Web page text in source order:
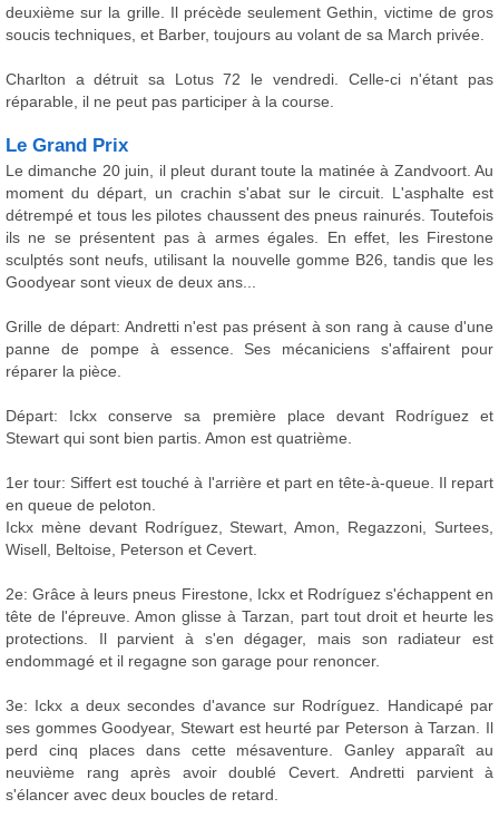
deuxième sur la grille. Il précède seulement Gethin, victime de gros
soucis techniques, et Barber, toujours au volant de sa March privée.
Charlton a détruit sa Lotus 72 le vendredi. Celle-ci n'étant pas
réparable, il ne peut pas participer à la course.
Le Grand Prix
Le dimanche 20 juin, il pleut durant toute la matinée à Zandvoort. Au
moment du départ, un crachin s'abat sur le circuit. L'asphalte est
détrempé et tous les pilotes chaussent des pneus rainurés. Toutefois
ils ne se présentent pas à armes égales. En effet, les Firestone
sculptés sont neufs, utilisant la nouvelle gomme B26, tandis que les
Goodyear sont vieux de deux ans...
Grille de départ: Andretti n'est pas présent à son rang à cause d'une
panne de pompe à essence. Ses mécaniciens s'affairent pour
réparer la pièce.
Départ: Ickx conserve sa première place devant Rodríguez et
Stewart qui sont bien partis. Amon est quatrième.
1er tour: Siffert est touché à l'arrière et part en tête-à-queue. Il repart
en queue de peloton.
Ickx mène devant Rodríguez, Stewart, Amon, Regazzoni, Surtees,
Wisell, Beltoise, Peterson et Cevert.
2e: Grâce à leurs pneus Firestone, Ickx et Rodríguez s'échappent en
tête de l'épreuve. Amon glisse à Tarzan, part tout droit et heurte les
protections. Il parvient à s'en dégager, mais son radiateur est
endommagé et il regagne son garage pour renoncer.
3e: Ickx a deux secondes d'avance sur Rodríguez. Handicapé par
ses gommes Goodyear, Stewart est heurté par Peterson à Tarzan. Il
perd cinq places dans cette mésaventure. Ganley apparaît au
neuvième rang après avoir doublé Cevert. Andretti parvient à
s'élancer avec deux boucles de retard.